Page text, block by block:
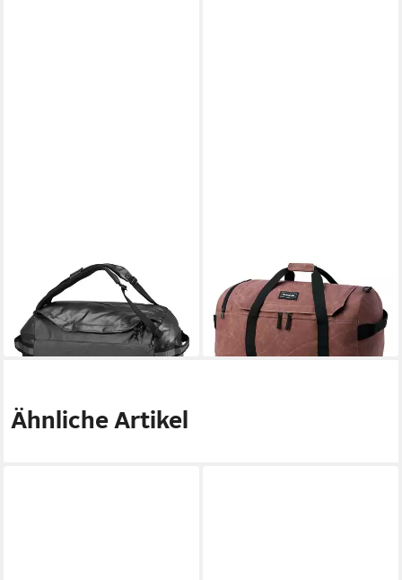
Weekender Ranger, Polyester
135,41 €
lieferbar - in 2-3 Werktagen bei dir
Weekender EQ, Polyester
77,36 €
lieferbar - in 2-3 Werktagen bei dir
Ähnliche Artikel